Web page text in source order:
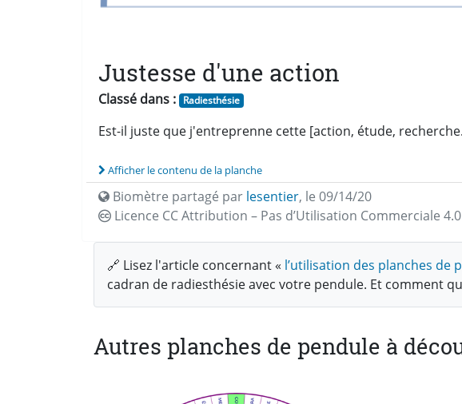
Justesse d'une action
Classé dans : Radiesthésie
Est-il juste que j'entreprenne cette [action, étude,
Afficher le contenu de la planche
Biomètre partagé par lesentier, le 09/14/20
Licence CCAttribution – Pas d’Utilisation Commerciale 4.0
🔗 Lisez l'article concernant « l’utilisation des planches de
cadran de radiesthésie avec votre pendule. Et comment
Autres planches de pendule à